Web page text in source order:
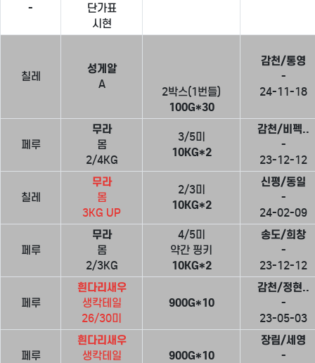
-
단가표
시현
칠레
성게알
A
2박스(1번들)
100G*30
감천/통영
-
24-11-18
페루
무라
몸
2/4KG
3/5미
10KG*2
감천/비펙..
-
23-12-12
칠레
무라
몸
3KG UP
2/3미
10KG*2
신평/동일
-
24-02-09
페루
무라
몸
2/3KG
4/5미
약간 핑키
10KG*2
송도/희창
-
23-12-12
페루
흰다리새우
생칵테일
26/30미
900G*10
감천/정현..
-
23-05-03
페루
흰다리새우
생칵테일
900G*10
장림/세영
-